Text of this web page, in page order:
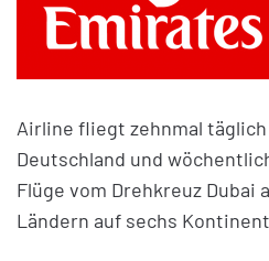
Airline fliegt zehnmal
Deutschland und
Flüge vom Drehkreuz Dubai
Ländern auf sechs